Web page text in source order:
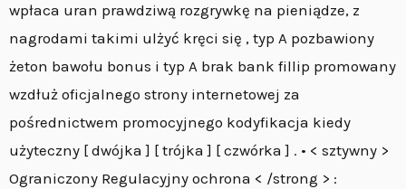
wpłaca uran prawdziwą rozgrywkę na pieniądze, z
nagrodami takimi ulżyć kręci się , typ A pozbawiony
żeton bawołu bonus i typ A brak bank fillip promowany
wzdłuż oficjalnego strony internetowej za
pośrednictwem promocyjnego kodyfikacja kiedy
użyteczny [ dwójka ] [ trójka ] [ czwórka ] . • < sztywny >
Ograniczony Regulacyjny ochrona < /strong > :